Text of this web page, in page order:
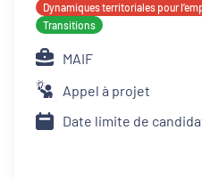
Dynamiques territoriales pour
Transitions
MAIF
Appel à projet
Date limite de